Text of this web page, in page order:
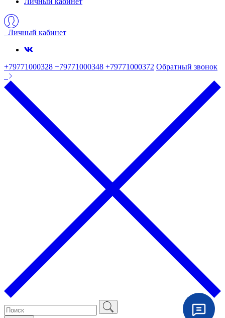
Личный кабинет
+79771000328 +79771000348 +79771000372 Обратный звонок